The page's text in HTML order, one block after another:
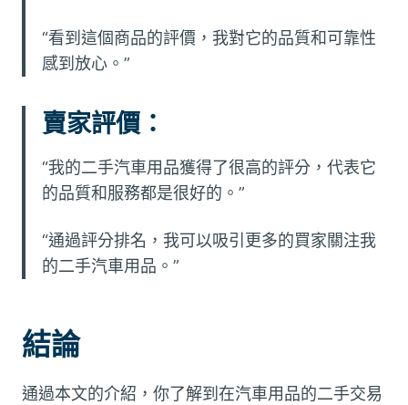
“看到這個商品的評價，我對它的品質和可靠性
感到放心。”
賣家評價：
“我的二手汽車用品獲得了很高的評分，代表它
的品質和服務都是很好的。”
“通過評分排名，我可以吸引更多的買家關注我
的二手汽車用品。”
結論
通過本文的介紹，你了解到在汽車用品的二手交易